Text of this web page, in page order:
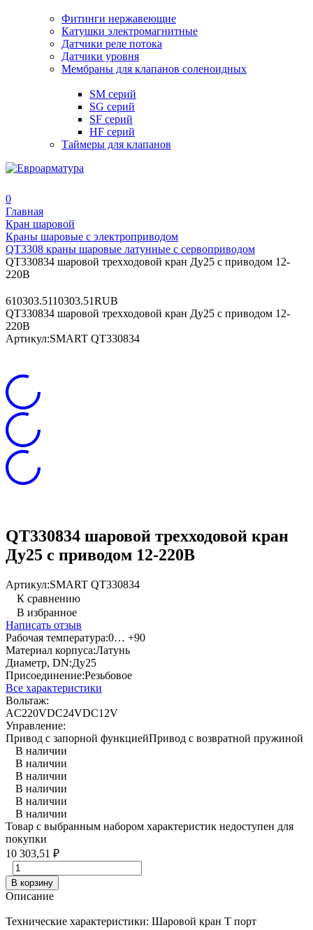
Фитинги нержавеющие
Катушки электромагнитные
Датчики реле потока
Датчики уровня
Мембраны для клапанов соленоидных
SM серий
SG серий
SF серий
HF серий
Таймеры для клапанов
0
Главная
Кран шаровой
Краны шаровые с электроприводом
QT3308 краны шаровые латунные с сервоприводом
QT330834 шаровой трехходовой кран Ду25 с приводом 12-
220В
610303.5110303.51RUB
QT330834 шаровой трехходовой кран Ду25 с приводом 12-
220В
Артикул:SMART QT330834
QT330834 шаровой трехходовой кран
Ду25 с приводом 12-220В
Артикул:SMART QT330834
К сравнению
В избранное
Написать отзыв
Рабочая температура:0… +90
Материал корпуса:Латунь
Диаметр, DN:Ду25
Присоединение:Резьбовое
Все характеристики
Вольтаж:
AC220VDC24VDC12V
Управление:
Привод с запорной функциейПривод с возвратной пружиной
В наличии
В наличии
В наличии
В наличии
В наличии
В наличии
Товар с выбранным набором характеристик недоступен для
покупки
10 303,51 ₽
В корзину
Описание
Технические характеристики: Шаровой кран Т порт